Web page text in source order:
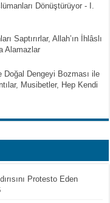
Dönüştürüyor - I.
Saptırırlar, Allah’ın İhlâslı
Alamazlar
Doğal Dengeyi Bozması ile
Musibetler, Hep Kendi
Protesto Eden